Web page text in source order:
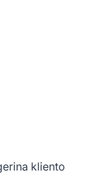
kliento